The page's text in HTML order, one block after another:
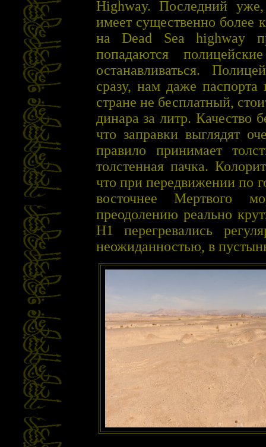
Highway. Последний
имеет существенно более
на Dead Sea highway
попадаются
останавливаться.
сразу, нам даже
стране не бесплатный,
динара за литр. Качество
что заправки выглядят
правило принимает
толстенная пачка.
что при передвижении по
восточнее Мертвого
преодолению реально
H1 перегревались
неожиданностью, в